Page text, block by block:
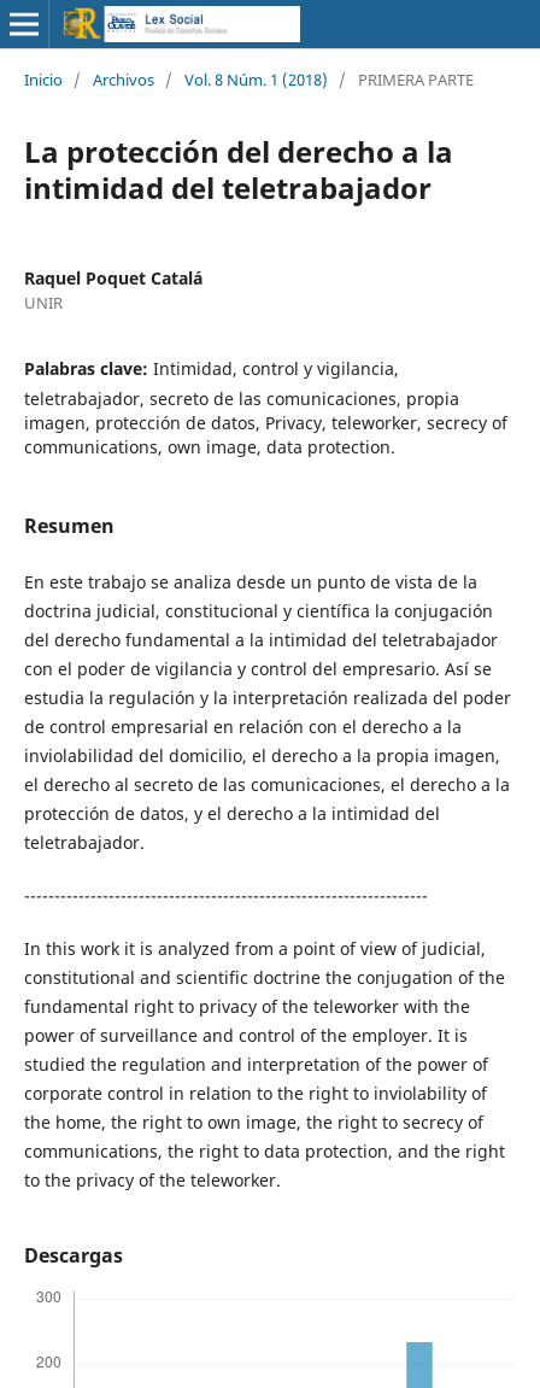
Inicio / Archivos / Vol. 8 Núm. 1 (2018) / PRIMERA PARTE
La protección del derecho a la
intimidad del teletrabajador
Raquel Poquet Catalá
UNIR
Palabras clave: Intimidad, control y vigilancia,
teletrabajador, secreto de las comunicaciones, propia
imagen, protección de datos, Privacy, teleworker, secrecy of
communications, own image, data protection.
Resumen
En este trabajo se analiza desde un punto de vista de la
doctrina judicial, constitucional y científica la conjugación
del derecho fundamental a la intimidad del teletrabajador
con el poder de vigilancia y control del empresario. Así se
estudia la regulación y la interpretación realizada del poder
de control empresarial en relación con el derecho a la
inviolabilidad del domicilio, el derecho a la propia imagen,
el derecho al secreto de las comunicaciones, el derecho a la
protección de datos, y el derecho a la intimidad del
teletrabajador.
-------------------------------------------------------------------
In this work it is analyzed from a point of view of judicial,
constitutional and scientific doctrine the conjugation of the
fundamental right to privacy of the teleworker with the
power of surveillance and control of the employer. It is
studied the regulation and interpretation of the power of
corporate control in relation to the right to inviolability of
the home, the right to own image, the right to secrecy of
communications, the right to data protection, and the right
to the privacy of the teleworker.
Descargas